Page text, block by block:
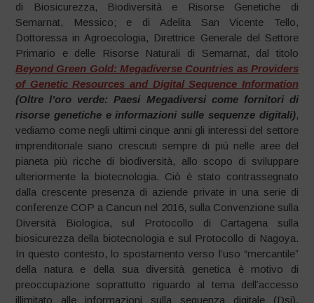
di Biosicurezza, Biodiversità e Risorse Genetiche di
Semarnat, Messico; e di Adelita San Vicente Tello,
Dottoressa in Agroecologia, Direttrice Generale del Settore
Primario e delle Risorse Naturali di Semarnat, dal titolo
Beyond Green Gold: Megadiverse Countries as Providers
of Genetic Resources and Digital Sequence Information
(Oltre l’oro verde: Paesi Megadiversi come fornitori di
risorse genetiche e informazioni sulle sequenze digitali),
vediamo come negli ultimi cinque anni gli interessi del settore
imprenditoriale siano cresciuti sempre di più nelle aree del
pianeta più ricche di biodiversità, allo scopo di sviluppare
ulteriormente la biotecnologia. Ciò è stato contrassegnato
dalla crescente presenza di aziende private in una serie di
conferenze COP a Cancun nel 2016, sulla Convenzione sulla
Diversità Biologica, sul Protocollo di Cartagena sulla
biosicurezza della biotecnologia e sul Protocollo di Nagoya.
In questo contesto, lo spostamento verso l’uso “mercantile”
della natura e della sua diversità genetica è motivo di
preoccupazione soprattutto riguardo al tema dell’accesso
illimitato alle informazioni sulla sequenza digitale (Dsi).